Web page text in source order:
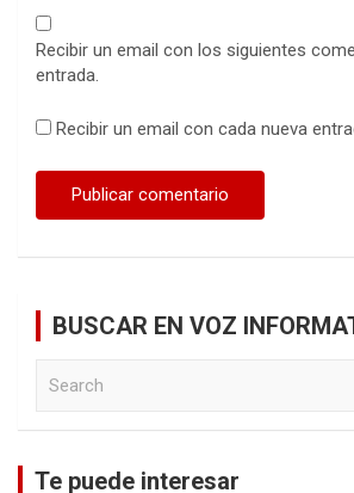
Recibir un email con los siguientes
entrada.
Recibir un email con cada nueva
BUSCAR EN VOZ
c
Te puede interesar